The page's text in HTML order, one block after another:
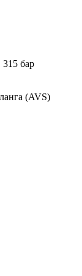
бар
(AVS)